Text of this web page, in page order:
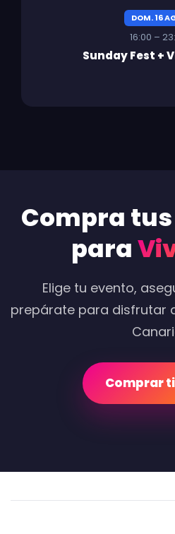
DOM. 16
16:00 –
Sunday Fest +
Compra
para
Elige tu evento,
prepárate para disfrutar
Comprar